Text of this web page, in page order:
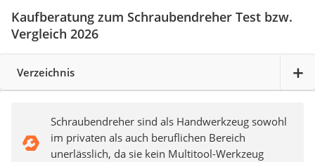
Kaufberatung zum Schraubendreher Test bzw.
Vergleich 2026
Verzeichnis
Schraubendreher sind als Handwerkzeug sowohl
im privaten als auch beruflichen Bereich
unerlässlich, da sie kein Multitool-Werkzeug